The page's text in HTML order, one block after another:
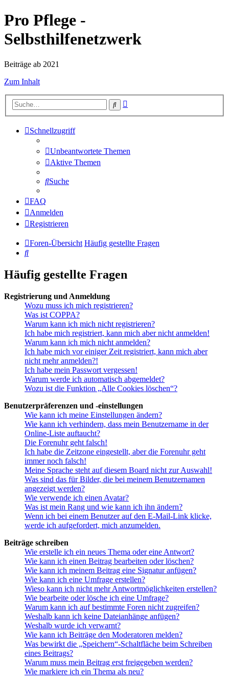
Pro Pflege -
Selbsthilfenetzwerk
Beiträge ab 2021
Zum Inhalt
Suche
Schnellzugriff
Unbeantwortete Themen
Aktive Themen
Suche
FAQ
Anmelden
Registrieren
Foren-Übersicht Häufig gestellte Fragen
Suche
Häufig gestellte Fragen
Registrierung und Anmeldung
Wozu muss ich mich registrieren?
Was ist COPPA?
Warum kann ich mich nicht registrieren?
Ich habe mich registriert, kann mich aber nicht anmelden!
Warum kann ich mich nicht anmelden?
Ich habe mich vor einiger Zeit registriert, kann mich aber
nicht mehr anmelden?!
Ich habe mein Passwort vergessen!
Warum werde ich automatisch abgemeldet?
Wozu ist die Funktion „Alle Cookies löschen“?
Benutzerpräferenzen und -einstellungen
Wie kann ich meine Einstellungen ändern?
Wie kann ich verhindern, dass mein Benutzername in der
Online-Liste auftaucht?
Die Forenuhr geht falsch!
Ich habe die Zeitzone eingestellt, aber die Forenuhr geht
immer noch falsch!
Meine Sprache steht auf diesem Board nicht zur Auswahl!
Was sind das für Bilder, die bei meinem Benutzernamen
angezeigt werden?
Wie verwende ich einen Avatar?
Was ist mein Rang und wie kann ich ihn ändern?
Wenn ich bei einem Benutzer auf den E-Mail-Link klicke,
werde ich aufgefordert, mich anzumelden.
Beiträge schreiben
Wie erstelle ich ein neues Thema oder eine Antwort?
Wie kann ich einen Beitrag bearbeiten oder löschen?
Wie kann ich meinem Beitrag eine Signatur anfügen?
Wie kann ich eine Umfrage erstellen?
Wieso kann ich nicht mehr Antwortmöglichkeiten erstellen?
Wie bearbeite oder lösche ich eine Umfrage?
Warum kann ich auf bestimmte Foren nicht zugreifen?
Weshalb kann ich keine Dateianhänge anfügen?
Weshalb wurde ich verwarnt?
Wie kann ich Beiträge den Moderatoren melden?
Was bewirkt die „Speichern“-Schaltfläche beim Schreiben
eines Beitrags?
Warum muss mein Beitrag erst freigegeben werden?
Wie markiere ich ein Thema als neu?